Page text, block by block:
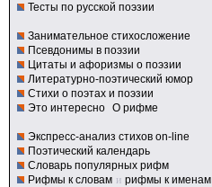
Тесты по русской поэзии
Занимательное стихосложение
Псевдонимы в поэзии
Цитаты и афоризмы о поэзии
Литературно-поэтический юмор
Стихи о поэтах и поэзии
Это интересно О рифме
Экспресс-анализ стихов on-line
Поэтический календарь
Словарь популярных рифм
Рифмы к словам и рифмы к именам